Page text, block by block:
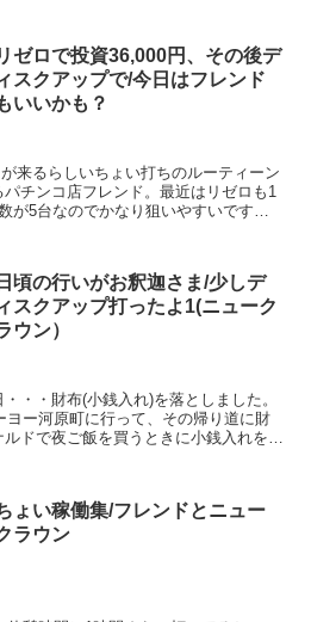
ゼロで投資36,000円、その後デ
スクアップで/今日はフレンド
いいかも？
来るらしいちょい打ちのルーティーン
チンコ店フレンド。最近はリゼロも1
が5台なのでかなり狙いやすいです。
日頃の行いがお釈迦さま/少しデ
スクアップ打ったよ1(ニューク
ウン）
・・財布(小銭入れ)を落としました。
ヨー河原町に行って、その帰り道に財
ドで夜ご飯を買うときに小銭入れを使
ょい稼働集/フレンドとニュー
ラウン